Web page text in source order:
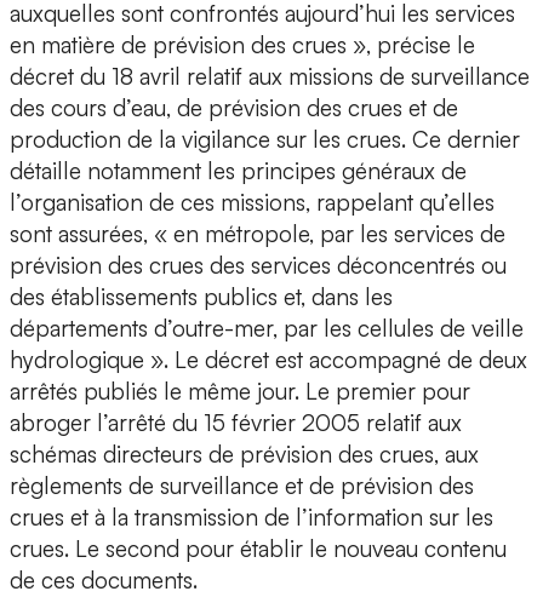
auxquelles sont confrontés aujourd’hui les services
en matière de prévision des crues », précise le
décret du 18 avril relatif aux missions de surveillance
des cours d’eau, de prévision des crues et de
production de la vigilance sur les crues. Ce dernier
détaille notamment les principes généraux de
l’organisation de ces missions, rappelant qu’elles
sont assurées, « en métropole, par les services de
prévision des crues des services déconcentrés ou
des établissements publics et, dans les
départements d’outre-mer, par les cellules de veille
hydrologique ». Le décret est accompagné de deux
arrêtés publiés le même jour. Le premier pour
abroger l’arrêté du 15 février 2005 relatif aux
schémas directeurs de prévision des crues, aux
règlements de surveillance et de prévision des
crues et à la transmission de l’information sur les
crues. Le second pour établir le nouveau contenu
de ces documents.